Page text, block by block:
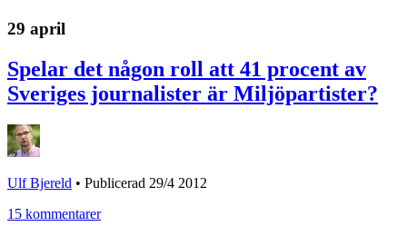
29 april
Spelar det någon roll att 41 procent av
Sveriges journalister är Miljöpartister?
Ulf Bjereld • Publicerad 29/4 2012
15 kommentarer